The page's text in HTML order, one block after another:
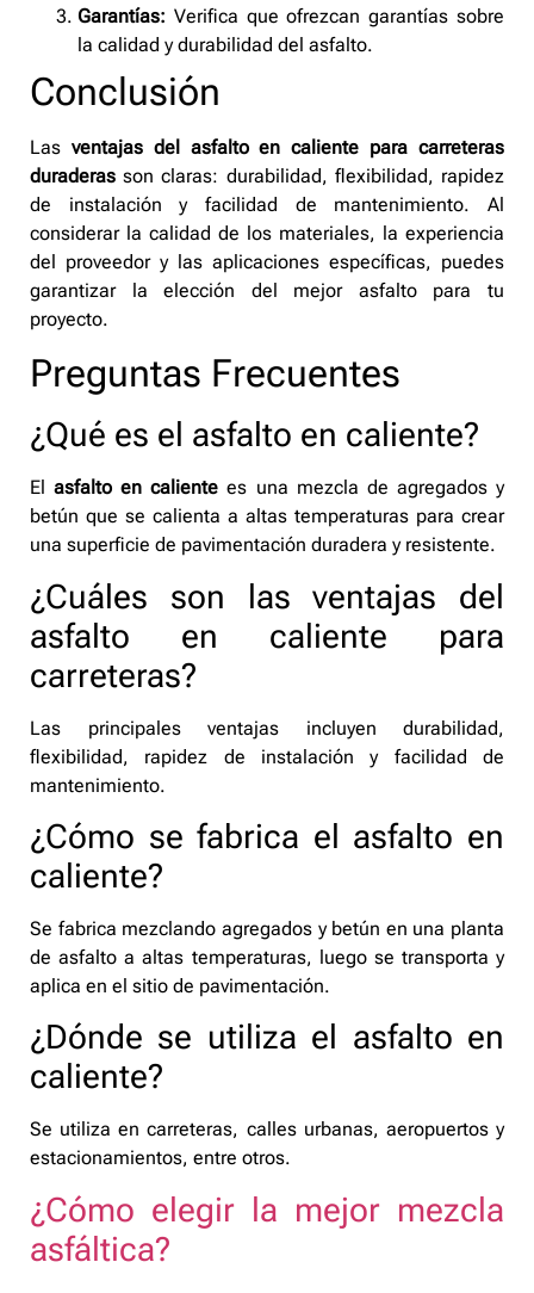
Garantías: Verifica que ofrezcan garantías sobre
la calidad y durabilidad del asfalto.
Conclusión
Las ventajas del asfalto en caliente para carreteras
duraderas son claras: durabilidad, flexibilidad, rapidez
de instalación y facilidad de mantenimiento. Al
considerar la calidad de los materiales, la experiencia
del proveedor y las aplicaciones específicas, puedes
garantizar la elección del mejor asfalto para tu
proyecto.
Preguntas Frecuentes
¿Qué es el asfalto en caliente?
Elasfalto en caliente es una mezcla de agregados y
betún que se calienta a altas temperaturas para crear
una superficie de pavimentación duradera y resistente.
¿Cuáles son las ventajas del
asfalto en caliente para
carreteras?
Las principales ventajas incluyen durabilidad,
flexibilidad, rapidez de instalación y facilidad de
mantenimiento.
¿Cómo se fabrica el asfalto en
caliente?
Se fabrica mezclando agregados y betún en una planta
de asfalto a altas temperaturas, luego se transporta y
aplica en el sitio de pavimentación.
¿Dónde se utiliza el asfalto en
caliente?
Se utiliza en carreteras, calles urbanas, aeropuertos y
estacionamientos, entre otros.
¿Cómo elegir la mejor mezcla
asfáltica?